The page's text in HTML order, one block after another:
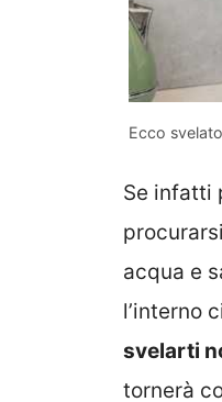
Ecco
Se infatti
acqua e
l’interno
svelarti
tornerà